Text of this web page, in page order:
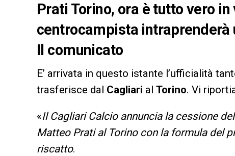
Prati Torino, ora è tutto vero
centrocampista intraprenderà
Il comunicato
E’ arrivata in questo istante l’ufficialità
trasferisce dal Cagliari al Torino. Vi
«Il Cagliari Calcio annuncia la cessione
Matteo Prati al Torino con la formula del
riscatto.